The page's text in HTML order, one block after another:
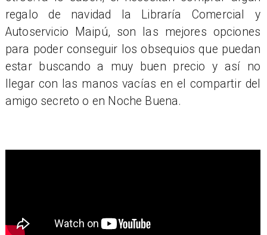
regalo de navidad la Libraría Comercial y
Autoservicio Maipú, son las mejores opciones
para poder conseguir los obsequios que puedan
estar buscando a muy buen precio y así no
llegar con las manos vacías en el compartir del
amigo secreto o en Noche Buena.